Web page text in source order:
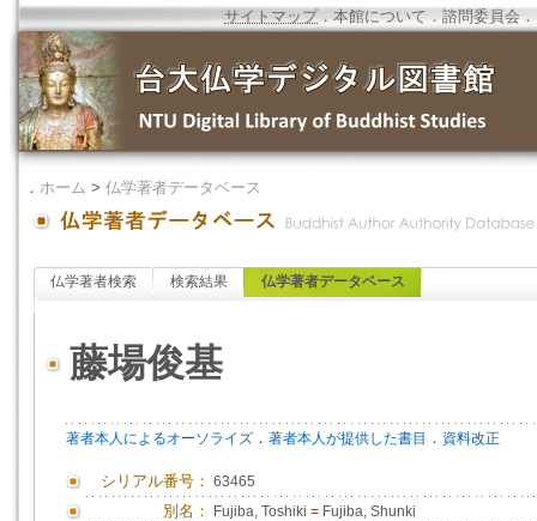
サイトマップ．本館について ．諮問委員会 ．
． ホーム > 仏学著者データベース
仏学著者検索 検索結果 仏学著者データベース
藤場俊基
著者本人によるオーソライズ ． 著者本人が提供した書目 ． 資料改正
シリアル番号： 63465
別名： Fujiba, Toshiki = Fujiba, Shunki